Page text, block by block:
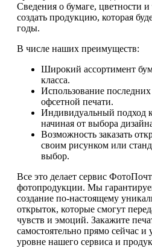
Сведения о бумаге, цветности и
создать продукцию, которая
годы.
В числе наших преимуществ:
Широкий ассортимент
класса.
Использование
офсетной печати.
Индивидуальный подход
начиная от выбора
Возможность заказать
своим рисунком или
выбор.
Все это делает сервис
фотопродукции. Мы
создание по-настоящему
открыток, которые смогут
чувств и эмоций. Закажите
самостоятельно прямо сейчас и
уровне нашего сервиса и